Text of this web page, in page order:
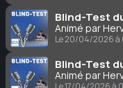
Blind-Test
Animé par
Le 20/04/2026 à
Blind-Test du
Animé par